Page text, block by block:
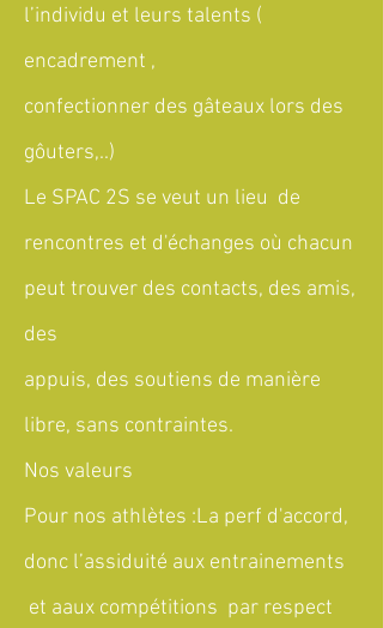
l’individu et leurs talents (
encadrement ,
confectionner des gâteaux lors des
gôuters,..)
Le SPAC 2S se veut un lieu de
rencontres et d'échanges où chacun
peut trouver des contacts, des amis,
des
appuis, des soutiens de manière
libre, sans contraintes.
Nos valeurs
Pour nos athlètes :La perf d'accord,
donc l’assiduité aux entrainements
et aaux compétitions par respect